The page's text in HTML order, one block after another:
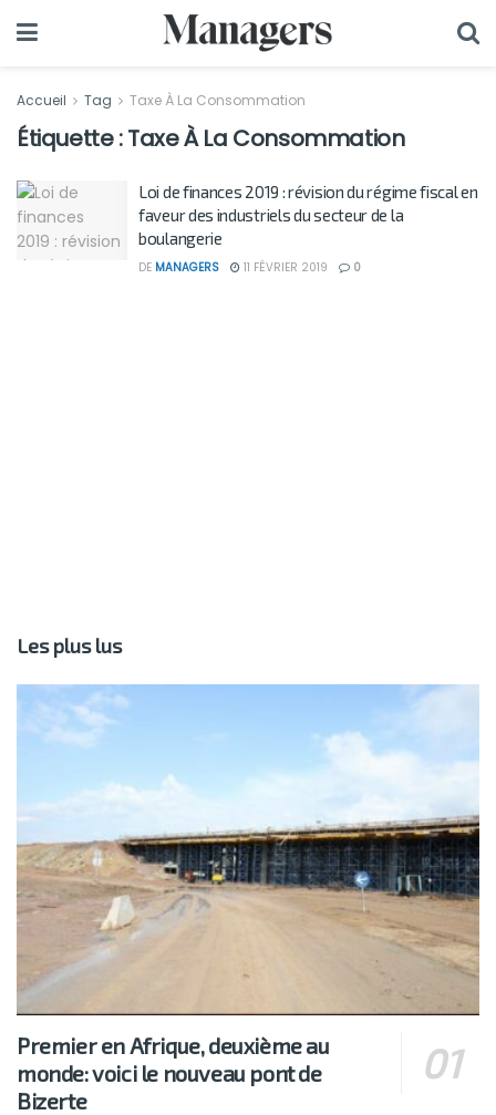
Accueil Tag Taxe À La Consommation
Étiquette :Taxe À La Consommation
Loi de finances 2019 : révision du régime fiscal en
faveur des industriels du secteur de la
boulangerie
DE MANAGERS 11 FÉVRIER 2019 0
Les plus lus
Premier en Afrique, deuxième au
monde: voici le nouveau pont de
Bizerte